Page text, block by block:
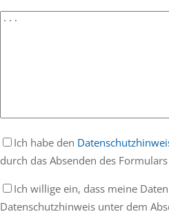
Ich habe den
durch das Absenden des
Ich willige ein, dass meine
Datenschutzhinweis unter dem